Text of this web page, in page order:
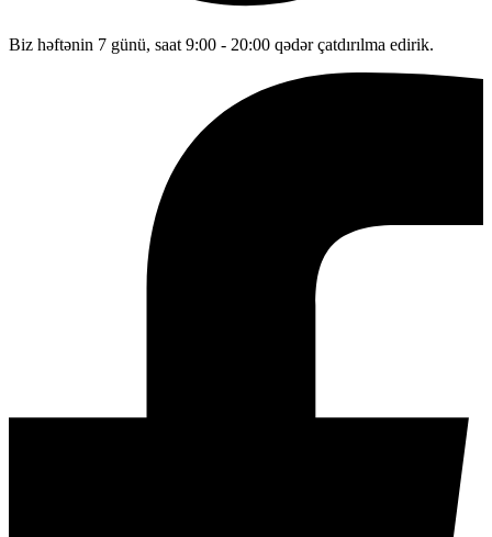
Biz həftənin 7 günü, saat 9:00 - 20:00 qədər çatdırılma edirik.